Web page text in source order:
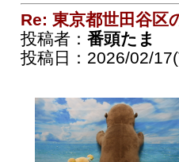
Re: 東京都世田谷区
投稿者： 番頭たま
投稿日：2026/02/